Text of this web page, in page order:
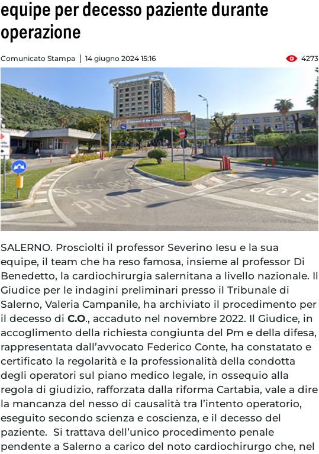
equipe per decesso paziente durante
operazione
Comunicato Stampa 14 giugno 2024 15:16 4273
SALERNO. Prosciolti il professor Severino Iesu e la sua
equipe, il team che ha reso famosa, insieme al professor Di
Benedetto, la cardiochirurgia salernitana a livello nazionale. Il
Giudice per le indagini preliminari presso il Tribunale di
Salerno, Valeria Campanile, ha archiviato il procedimento per
il decesso di C.O., accaduto nel novembre 2022. Il Giudice, in
accoglimento della richiesta congiunta del Pm e della difesa,
rappresentata dall’avvocato Federico Conte, ha constatato e
certificato la regolarità e la professionalità della condotta
degli operatori sul piano medico legale, in ossequio alla
regola di giudizio, rafforzata dalla riforma Cartabia, vale a dire
la mancanza del nesso di causalità tra l’intento operatorio,
eseguito secondo scienza e coscienza, e il decesso del
paziente. Si trattava dell’unico procedimento penale
pendente a Salerno a carico del noto cardiochirurgo che, nel